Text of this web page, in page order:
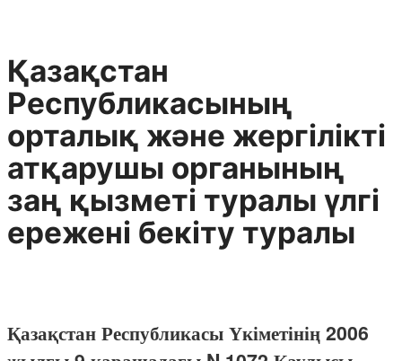
Қазақстан
Республикасының
орталық және жергілікті
атқарушы органының
заң қызметі туралы үлгі
ережені бекіту туралы
Қазақстан Республикасы Үкіметінің 2006